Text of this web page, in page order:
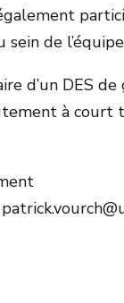
de
d’un DES
à court